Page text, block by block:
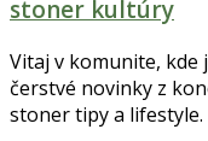
stoner kultúry
Vitaj v komunite, kde
čerstvé novinky z
stoner tipy a